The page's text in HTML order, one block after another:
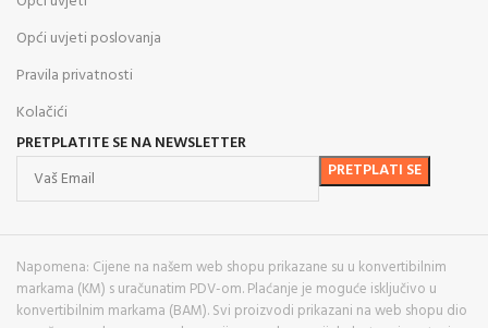
Opći uvjeti poslovanja
Pravila privatnosti
Kolačići
PRETPLATITE SE NA NEWSLETTER
Napomena: Cijene na našem web shopu prikazane su u konvertibilnim
markama (KM) s uračunatim PDV-om. Plaćanje je moguće isključivo u
konvertibilnim markama (BAM). Svi proizvodi prikazani na web shopu dio